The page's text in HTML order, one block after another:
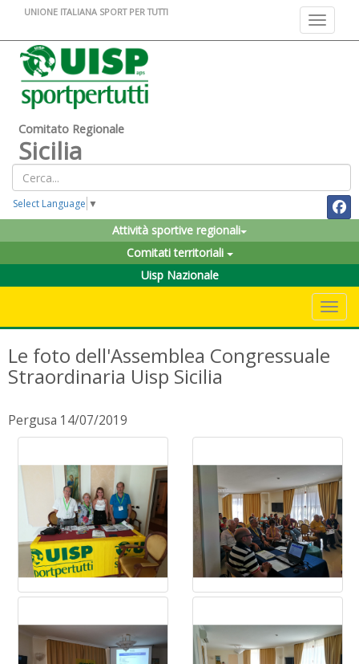
Toggle
UNIONE ITALIANA SPORT PER TUTTI
Comitato Regionale
Sicilia
Select Language ▼
Attività sportive regionali
Comitati territoriali
Uisp Nazionale
Le foto dell'Assemblea Congressuale
Straordinaria Uisp Sicilia
Pergusa 14/07/2019